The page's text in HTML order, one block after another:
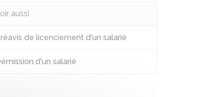
aussi
de licenciement d'un salarié
d'un salarié